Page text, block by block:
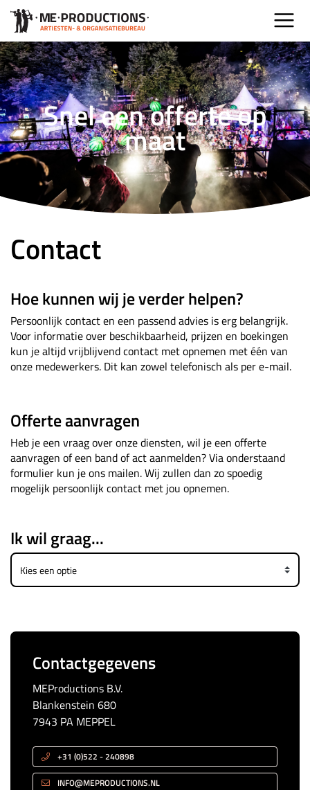
Snel een offerte op
maat
Contact
Hoe kunnen wij je verder helpen?
Persoonlijk contact en een passend advies is erg belangrijk.
Voor informatie over beschikbaarheid, prijzen en boekingen
kun je altijd vrijblijvend contact met opnemen met één van
onze medewerkers. Dit kan zowel telefonisch als per e-mail.
Offerte aanvragen
Heb je een vraag over onze diensten, wil je een offerte
aanvragen of een band of act aanmelden? Via onderstaand
formulier kun je ons mailen. Wij zullen dan zo spoedig
mogelijk persoonlijk contact met jou opnemen.
Ik wil graag...
Contactgegevens
MEProductions B.V.
Blankenstein 680
7943 PA MEPPEL
+31 (0)522 - 240898
INFO@MEPRODUCTIONS.NL